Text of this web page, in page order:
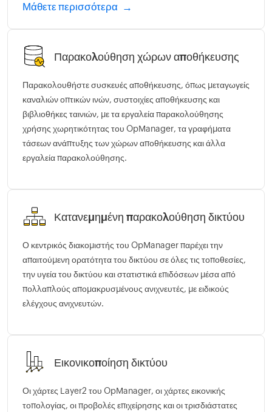
Μάθετε περισσότερα
Παρακολούθηση χώρων αποθήκευσης
Παρακολουθήστε συσκευές αποθήκευσης, όπως μεταγωγείς
καναλιών οπτικών ινών, συστοιχίες αποθήκευσης και
βιβλιοθήκες ταινιών, με τα εργαλεία παρακολούθησης
χρήσης χωρητικότητας του OpManager, τα γραφήματα
τάσεων ανάπτυξης των χώρων αποθήκευσης και άλλα
εργαλεία παρακολούθησης.
Κατανεμημένη παρακολούθηση δικτύου
Ο κεντρικός διακομιστής του OpManager παρέχει την
απαιτούμενη ορατότητα του δικτύου σε όλες τις τοποθεσίες,
την υγεία του δικτύου και στατιστικά επιδόσεων μέσα από
πολλαπλούς απομακρυσμένους ανιχνευτές, με ειδικούς
ελέγχους ανιχνευτών.
Εικονικοποίηση δικτύου
Οι χάρτες Layer2 του OpManager, οι χάρτες εικονικής
τοπολογίας, οι προβολές επιχείρησης και οι τρισδιάστατες